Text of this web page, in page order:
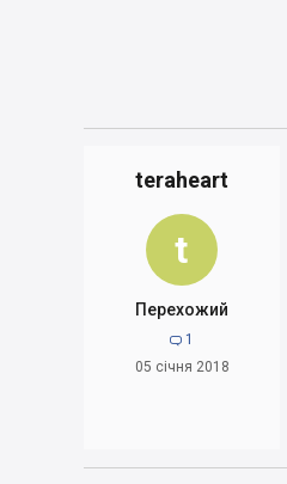
teraheart
t
Перехожий
 1
05 січня 2018